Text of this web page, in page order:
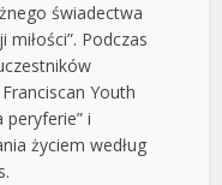
świadectwa
miłości”. Podczas
Youth
peryferie” i
życiem według